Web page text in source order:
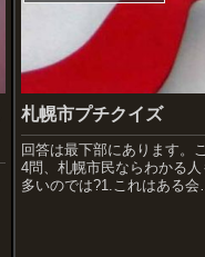
札幌市プチクイズ
回答は最下部にあります。
4問、札幌市民ならわかる人
多いのでは?1.これはある会